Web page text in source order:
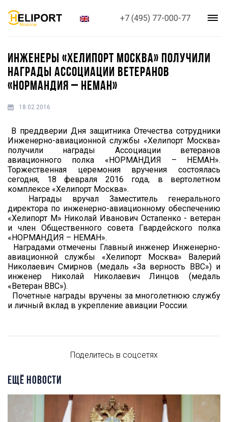
+7 (495) 77-000-77
ИНЖЕНЕРЫ «ХЕЛИПОРТ МОСКВА» ПОЛУЧИЛИ
НАГРАДЫ АССОЦИАЦИИ ВЕТЕРАНОВ
«НОРМАНДИЯ – НЕМАН»
18.02.2016
В преддверии Дня защитника Отечества сотрудники
Инженерно-авиационной службы «Хелипорт Москва»
получили награды Ассоциации ветеранов
авиационного полка «НОРМАНДИЯ – НЕМАН».
Торжественная церемония вручения состоялась
сегодня, 18 февраля 2016 года, в вертолетном
комплексе «Хелипорт Москва».
Награды вручал Заместитель генерального
директора по инженерно-авиационному обеспечению
«Хелипорт М» Николай Иванович Остапенко - ветеран
и член Общественного совета Гвардейского полка
«НОРМАНДИЯ – НЕМАН».
Наградами отмечены Главный инженер Инженерно-
авиационной службы «Хелипорт Москва» Валерий
Николаевич Смирнов (медаль «За верность ВВС») и
инженер Николай Николаевич Линцов (медаль
«Ветеран ВВС»).
Почетные награды вручены за многолетнюю службу
и личный вклад в укрепление авиации России.
Поделитесь в соцсетях
ЕЩЁ НОВОСТИ